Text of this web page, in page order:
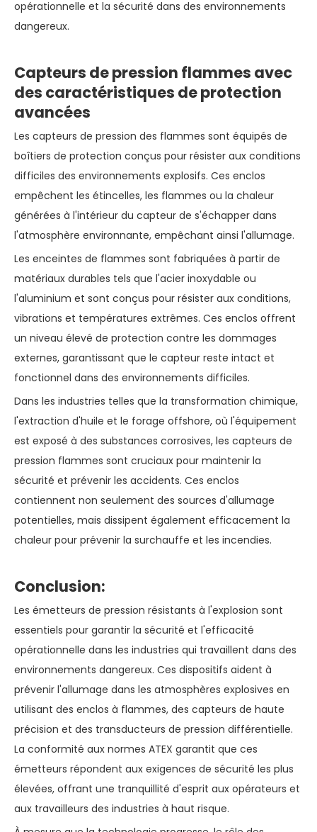
opérationnelle et la sécurité dans des environnements
dangereux.
Capteurs de pression flammes avec
des caractéristiques de protection
avancées
Les capteurs de pression des flammes sont équipés de
boîtiers de protection conçus pour résister aux conditions
difficiles des environnements explosifs. Ces enclos
empêchent les étincelles, les flammes ou la chaleur
générées à l'intérieur du capteur de s'échapper dans
l'atmosphère environnante, empêchant ainsi l'allumage.
Les enceintes de flammes sont fabriquées à partir de
matériaux durables tels que l'acier inoxydable ou
l'aluminium et sont conçus pour résister aux conditions,
vibrations et températures extrêmes. Ces enclos offrent
un niveau élevé de protection contre les dommages
externes, garantissant que le capteur reste intact et
fonctionnel dans des environnements difficiles.
Dans les industries telles que la transformation chimique,
l'extraction d'huile et le forage offshore, où l'équipement
est exposé à des substances corrosives, les capteurs de
pression flammes sont cruciaux pour maintenir la
sécurité et prévenir les accidents. Ces enclos
contiennent non seulement des sources d'allumage
potentielles, mais dissipent également efficacement la
chaleur pour prévenir la surchauffe et les incendies.
Conclusion:
Les émetteurs de pression résistants à l'explosion sont
essentiels pour garantir la sécurité et l'efficacité
opérationnelle dans les industries qui travaillent dans des
environnements dangereux. Ces dispositifs aident à
prévenir l'allumage dans les atmosphères explosives en
utilisant des enclos à flammes, des capteurs de haute
précision et des transducteurs de pression différentielle.
La conformité aux normes ATEX garantit que ces
émetteurs répondent aux exigences de sécurité les plus
élevées, offrant une tranquillité d'esprit aux opérateurs et
aux travailleurs des industries à haut risque.